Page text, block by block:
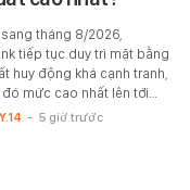
tháng 8/2026,
tiếp tục duy trì mặt bằng
huy động khá cạnh tranh,
mức cao nhất lên tới…
- 5 giờ trước